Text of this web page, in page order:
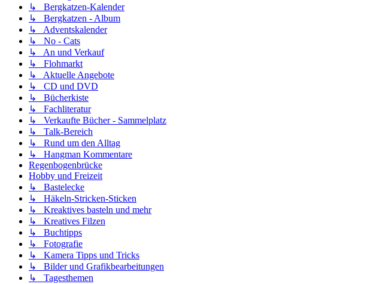
↳ Bergkatzen-Kalender
↳ Bergkatzen - Album
↳ Adventskalender
↳ No - Cats
↳ An und Verkauf
↳ Flohmarkt
↳ Aktuelle Angebote
↳ CD und DVD
↳ Bücherkiste
↳ Fachliteratur
↳ Verkaufte Bücher - Sammelplatz
↳ Talk-Bereich
↳ Rund um den Alltag
↳ Hangman Kommentare
Regenbogenbrücke
Hobby und Freizeit
↳ Bastelecke
↳ Häkeln-Stricken-Sticken
↳ Kreaktives basteln und mehr
↳ Kreatives Filzen
↳ Buchtipps
↳ Fotografie
↳ Kamera Tipps und Tricks
↳ Bilder und Grafikbearbeitungen
↳ Tagesthemen